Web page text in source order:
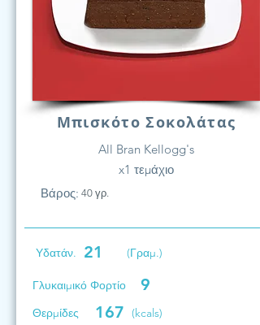
Μπισκότο Σοκολάτας
All Bran Kellogg's
x1 τεμάχιο
Βάρος: 40 γρ.
Υδατάν. 21 (Γραμ.)
Γλυκαιμικό Φορτίο 9
Θερμίδες 167 (kcals)